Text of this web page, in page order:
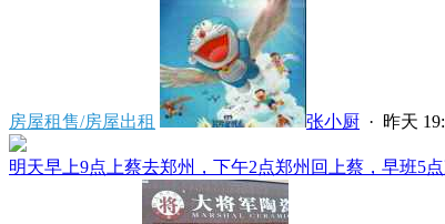
房屋租售/房屋出租 张小厨 · 昨天
明天早上9点上蔡去郑州，下午2点郑州回上蔡，早班5